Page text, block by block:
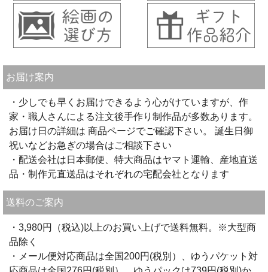
お届け案内
・少しでも早くお届けできるよう心がけていますが、作
家・職人さんによる注文後手作り制作品が多数あります。
お届け日の詳細は 商品ページでご確認下さい。 誕生日御
祝いなどお急ぎの場合はご相談下さい
・配送会社は日本郵便、特大商品はヤマト運輸、産地直送
品・制作元直送品はそれぞれの宅配会社となります
送料のご案内
・3,980円（税込)以上のお買い上げで送料無料。※大型商
品除く
・メール便対応商品は全国200円(税別）、ゆうパケット対